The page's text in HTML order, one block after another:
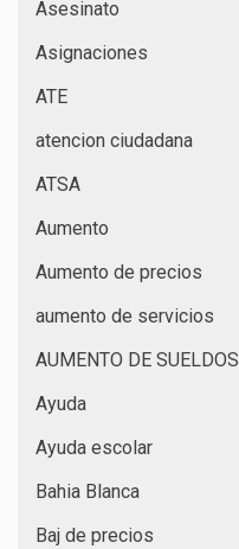
Asesinato
Asignaciones
ATE
atencion ciudadana
ATSA
Aumento
Aumento de precios
aumento de servicios
AUMENTO DE SUELDOS
Ayuda
Ayuda escolar
Bahia Blanca
Baj de precios